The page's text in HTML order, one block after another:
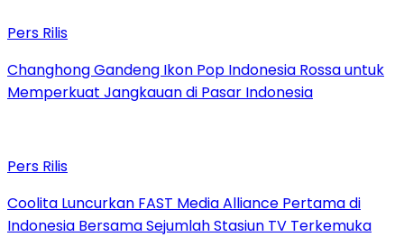
Pers Rilis
Changhong Gandeng Ikon Pop Indonesia Rossa untuk
Memperkuat Jangkauan di Pasar Indonesia
Pers Rilis
Coolita Luncurkan FAST Media Alliance Pertama di
Indonesia Bersama Sejumlah Stasiun TV Terkemuka